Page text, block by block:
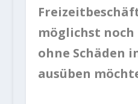
möglichst noch
ohne Schäden
ausüben